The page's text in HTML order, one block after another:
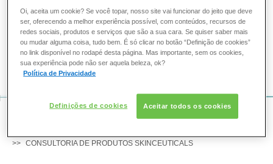
COMO POSSO AJUDAR? DÚVIDAS SOBRE:
CONSULTORIA DE PRODUTOS SKINCEUTICALS
Oi, aceita um cookie? Se você topar, nosso site vai funcionar do jeito que deve
ser, oferecendo a melhor experiência possível, com conteúdos, recursos de
redes sociais, produtos e serviços que são a sua cara. Se quiser saber mais
ou mudar alguma coisa, tudo bem. É só clicar no botão “Definição de cookies”
no link disponível no rodapé desta página. Mas importante, sem os cookies,
sua experiência pode não ser aquela beleza, ok?
Política de Privacidade
Definições de cookies Aceitar todos os cookies